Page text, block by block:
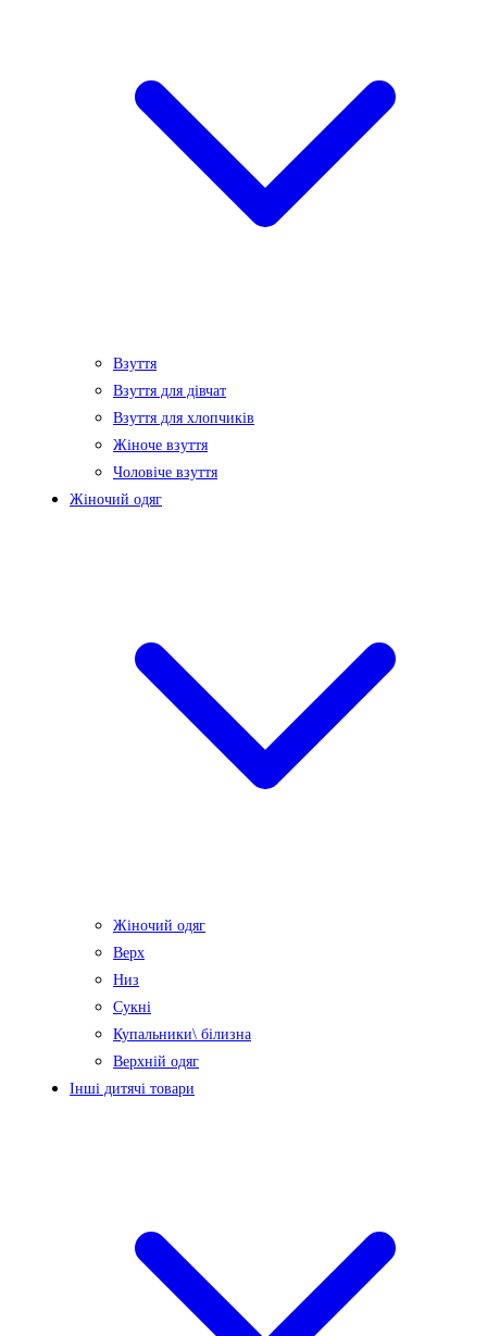
Взуття
Взуття для дівчат
Взуття для хлопчиків
Жіноче взуття
Чоловіче взуття
Жіночий одяг
Жіночий одяг
Верх
Низ
Сукні
Купальники\ білизна
Верхній одяг
Інші дитячі товари